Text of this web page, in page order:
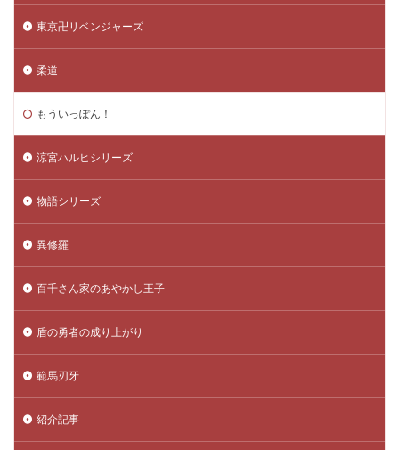
東京卍リベンジャーズ
柔道
もういっぽん！
涼宮ハルヒシリーズ
物語シリーズ
異修羅
百千さん家のあやかし王子
盾の勇者の成り上がり
範馬刃牙
紹介記事